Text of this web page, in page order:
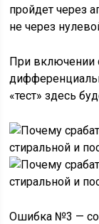
пройдет через
не через
При включении
«тест» здесь
Ошибка №3 —